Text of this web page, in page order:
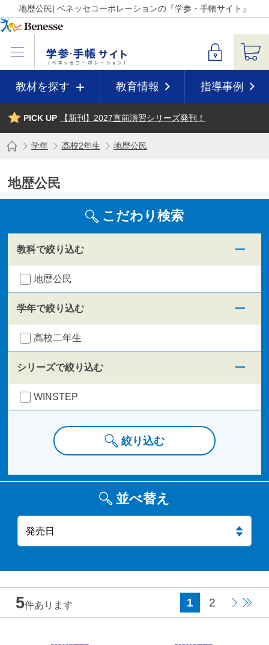
地歴公民| ベネッセコーポレーションの『学参・手帳サイト』
教材を探す 教育情報 指導事例
PICK UP 【新刊】2027直前演習シリーズ発刊！
学年 高校2年生 地歴公民
地歴公民
こだわり検索
教科で絞り込む
地歴公民
学年で絞り込む
高校二年生
シリーズで絞り込む
WINSTEP
絞り込む
並べ替え
5件あります 1 2